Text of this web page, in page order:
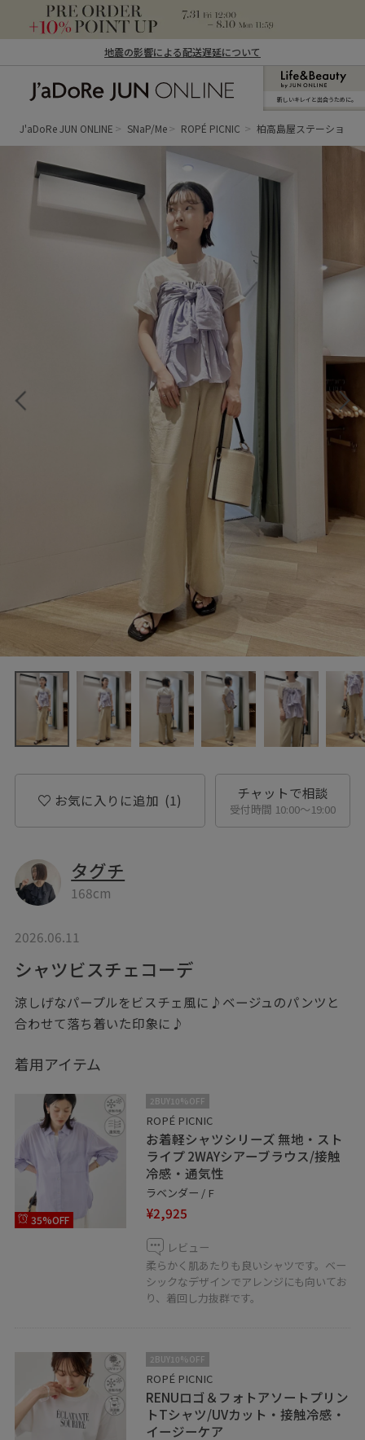
地震の影響による配送遅延について
ン オンライン）
新しいキレイと出合うために。
J'aDoRe JUN ONLINE SNaP/Me ROPÉ PICNIC 柏高島屋ステーション
お気に入りに追加 (1) チャットで相談
受付時間 10:00〜19:00
タグチ
168cm
2026.06.11
シャツビスチェコーデ
涼しげなパープルをビスチェ風に♪ベージュのパンツと
合わせて落ち着いた印象に♪
着用アイテム
35%OFF
2BUY10%OFF
ROPÉ PICNIC
お着軽シャツシリーズ 無地・スト
ライプ 2WAYシアーブラウス/接触
冷感・通気性
ラベンダー / F
¥2,925
レビュー
柔らかく肌あたりも良いシャツです。ベー
シックなデザインでアレンジにも向いてお
り、着回し力抜群です。
2BUY10%OFF
ROPÉ PICNIC
RENUロゴ＆フォトアソートプリン
トTシャツ/UVカット・接触冷感・
イージーケア